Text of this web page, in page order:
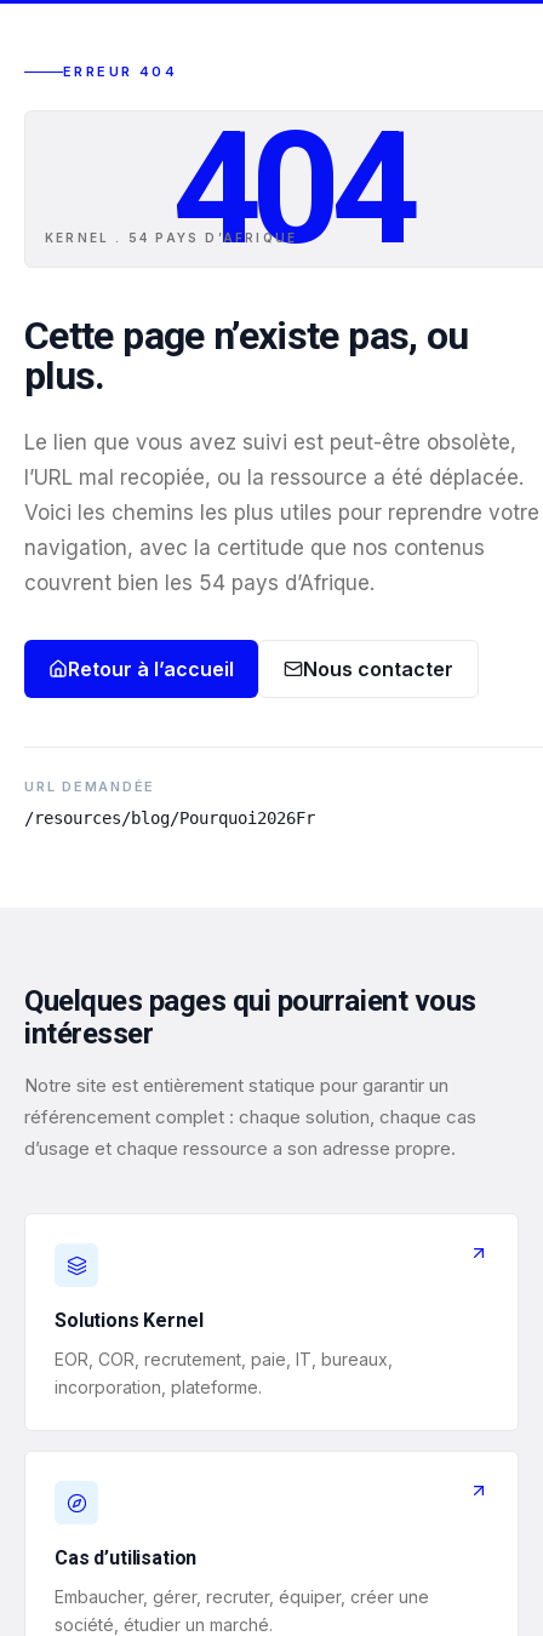
ERREUR 404
Cette page n’existe pas, ou
plus.
Le lien que vous avez suivi est peut-être obsolète,
l’URL mal recopiée, ou la ressource a été déplacée.
Voici les chemins les plus utiles pour reprendre votre
navigation, avec la certitude que nos contenus
couvrent bien les 54 pays d’Afrique.
Retour à l’accueil Nous contacter
URL DEMANDÉE
/resources/blog/Pourquoi2026Fr
404
KERNEL . 54 PAYS D ’AFRIQUE
Quelques pages qui pourraient vous
intéresser
Notre site est entièrement statique pour garantir un
référencement complet : chaque solution, chaque cas
d’usage et chaque ressource a son adresse propre.
Solutions Kernel
EOR, COR, recrutement, paie, IT, bureaux,
incorporation, plateforme.
Cas d’utilisation
Embaucher, gérer, recruter, équiper, créer une
société, étudier un marché.